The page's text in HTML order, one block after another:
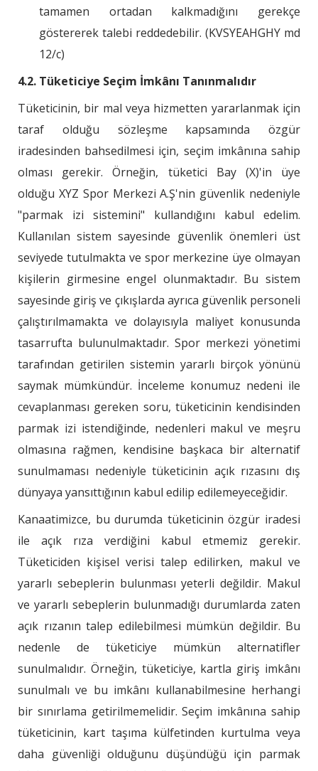
tamamen ortadan kalkmadığını gerekçe
göstererek talebi reddedebilir. (KVSYEAHGHY md
12/c)
4.2. Tüketiciye Seçim İmkânı Tanınmalıdır
Tüketicinin, bir mal veya hizmetten yararlanmak için
taraf olduğu sözleşme kapsamında özgür
iradesinden bahsedilmesi için, seçim imkânına sahip
olması gerekir. Örneğin, tüketici Bay (X)'in üye
olduğu XYZ Spor Merkezi A.Ş'nin güvenlik nedeniyle
"parmak izi sistemini" kullandığını kabul edelim.
Kullanılan sistem sayesinde güvenlik önemleri üst
seviyede tutulmakta ve spor merkezine üye olmayan
kişilerin girmesine engel olunmaktadır. Bu sistem
sayesinde giriş ve çıkışlarda ayrıca güvenlik personeli
çalıştırılmamakta ve dolayısıyla maliyet konusunda
tasarrufta bulunulmaktadır. Spor merkezi yönetimi
tarafından getirilen sistemin yararlı birçok yönünü
saymak mümkündür. İnceleme konumuz nedeni ile
cevaplanması gereken soru, tüketicinin kendisinden
parmak izi istendiğinde, nedenleri makul ve meşru
olmasına rağmen, kendisine başkaca bir alternatif
sunulmaması nedeniyle tüketicinin açık rızasını dış
dünyaya yansıttığının kabul edilip edilemeyeceğidir.
Kanaatimizce, bu durumda tüketicinin özgür iradesi
ile açık rıza verdiğini kabul etmemiz gerekir.
Tüketiciden kişisel verisi talep edilirken, makul ve
yararlı sebeplerin bulunması yeterli değildir. Makul
ve yararlı sebeplerin bulunmadığı durumlarda zaten
açık rızanın talep edilebilmesi mümkün değildir. Bu
nedenle de tüketiciye mümkün alternatifler
sunulmalıdır. Örneğin, tüketiciye, kartla giriş imkânı
sunulmalı ve bu imkânı kullanabilmesine herhangi
bir sınırlama getirilmemelidir. Seçim imkânına sahip
tüketicinin, kart taşıma külfetinden kurtulma veya
daha güvenliği olduğunu düşündüğü için parmak